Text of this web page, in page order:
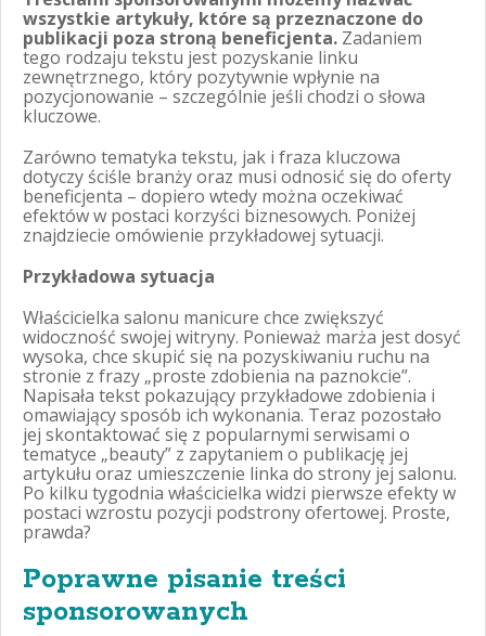
wszystkie artykuły, które są przeznaczone do
publikacji poza stroną beneficjenta. Zadaniem
tego rodzaju tekstu jest pozyskanie linku
zewnętrznego, który pozytywnie wpłynie na
pozycjonowanie – szczególnie jeśli chodzi o słowa
kluczowe.
Zarówno tematyka tekstu, jak i fraza kluczowa
dotyczy ściśle branży oraz musi odnosić się do oferty
beneficjenta – dopiero wtedy można oczekiwać
efektów w postaci korzyści biznesowych. Poniżej
znajdziecie omówienie przykładowej sytuacji.
Przykładowa sytuacja
Właścicielka salonu manicure chce zwiększyć
widoczność swojej witryny. Ponieważ marża jest dosyć
wysoka, chce skupić się na pozyskiwaniu ruchu na
stronie z frazy „proste zdobienia na paznokcie”.
Napisała tekst pokazujący przykładowe zdobienia i
omawiający sposób ich wykonania. Teraz pozostało
jej skontaktować się z popularnymi serwisami o
tematyce „beauty” z zapytaniem o publikację jej
artykułu oraz umieszczenie linka do strony jej salonu.
Po kilku tygodnia właścicielka widzi pierwsze efekty w
postaci wzrostu pozycji podstrony ofertowej. Proste,
prawda?
Poprawne pisanie treści
sponsorowanych